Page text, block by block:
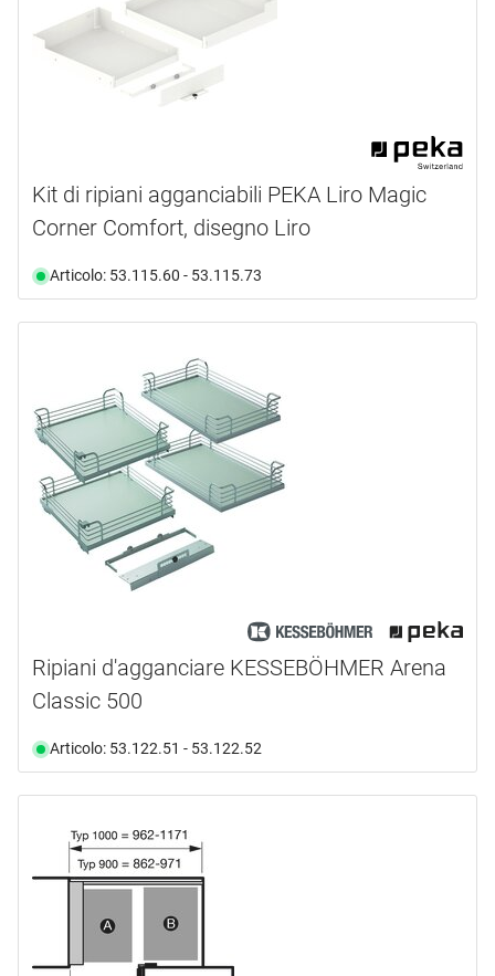
Kit di ripiani agganciabili PEKA Liro Magic
Corner Comfort, disegno Liro
Articolo: 53.115.60 - 53.115.73
Ripiani d'agganciare KESSEBÖHMER Arena
Classic 500
Articolo: 53.122.51 - 53.122.52